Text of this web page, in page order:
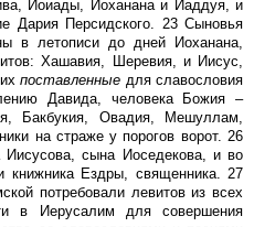
Иоиады, Иоханана и Иаддуя, и
Дария Персидского. 23 Сыновья
в летописи до дней Иоханана,
Хашавия, Шеревия, и Иисус,
поставленные для славословия
Давида, человека Божия –
Бакбукия, Овадия, Мешуллам,
на страже у порогов ворот. 26
сына Иоседекова, и во
книжника Ездры, священника. 27
потребовали левитов из всех
в Иерусалим для совершения